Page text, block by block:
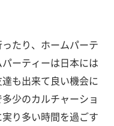
たり、ホームパーテ
ーティーは日本には
も出来て良い機会に
少のカルチャーショ
り多い時間を過ごす